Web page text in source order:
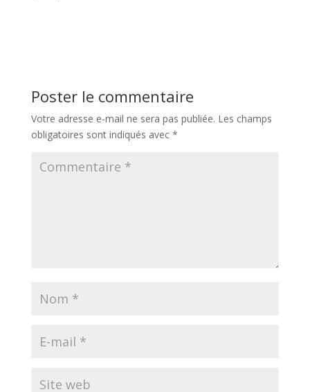
Poster le commentaire
Votre adresse e-mail ne sera pas publiée. Les champs
obligatoires sont indiqués avec *